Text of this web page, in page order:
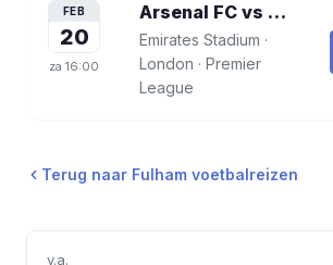
FEB
20
za 16:00
Arsenal FC vs Fulham
Emirates Stadium ·
London · Premier
League
Terug naar Fulham voetbalreizen
v.a.